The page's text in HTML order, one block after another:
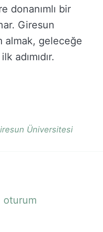
donanımlı bir
Giresun
almak, geleceğe
adımıdır.
Üniversitesi
oturum